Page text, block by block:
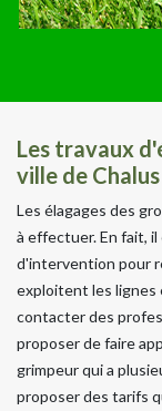
Les travaux
ville de
Les élagages des
à effectuer. En fait,
d'intervention pour
exploitent les lignes
contacter des
proposer de faire
grimpeur qui a
proposer des tarifs